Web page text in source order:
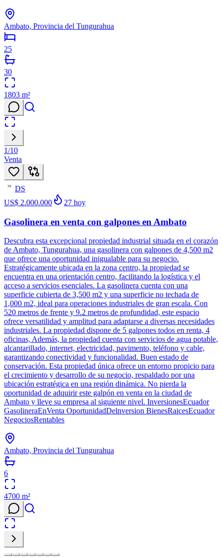
Ambato, Provincia del Tungurahua
25
30
1803 m²
1/10
Venta
39
DS
US$ 2.000.000
27 hoy
Gasolinera en venta con galpones en Ambato
Descubra esta excepcional propiedad industrial situada en el corazón
de Ambato, Tungurahua, una gasolinera con galpones de 4,500 m2
que ofrece una oportunidad inigualable para su negocio.
Estratégicamente ubicada en la zona centro, la propiedad se
encuentra en una orientación centro, facilitando la logística y el
acceso a servicios esenciales. La gasolinera cuenta con una
superficie cubierta de 3,500 m2 y una superficie no techada de
1,000 m2, ideal para operaciones industriales de gran escala. Con
520 metros de frente y 9.2 metros de profundidad, este espacio
ofrece versatilidad y amplitud para adaptarse a diversas necesidades
industriales. La propiedad dispone de 5 galpones todos en renta, 4
oficinas, Además, la propiedad cuenta con servicios de agua potable,
alcantarillado, internet, electricidad, pavimento, teléfono y cable,
garantizando conectividad y funcionalidad. Buen estado de
conservación. Esta propiedad única ofrece un entorno propicio para
el crecimiento y desarrollo de su negocio, respaldado por una
ubicación estratégica en una región dinámica. No pierda la
oportunidad de adquirir este galpón en venta en la ciudad de
Ambato y lleve su empresa al siguiente nivel. InversionesEcuador
GasolineraEnVenta OportunidadDelnversion BienesRaicesEcuador
NegociosRentables
Ambato, Provincia del Tungurahua
6
4700 m²